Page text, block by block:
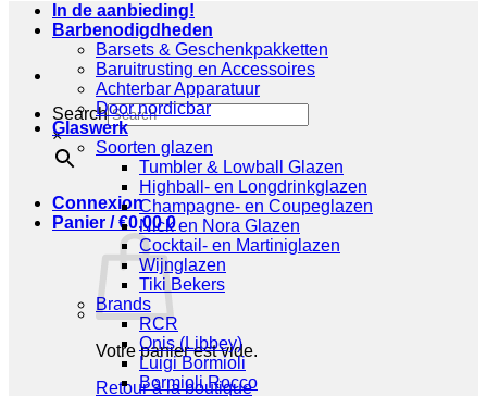
Search
×
Connexion
Panier /€0,00 0
Votre panier est vide.
Retour à la boutique
In de aanbieding!
Barbenodigdheden
Barsets & Geschenkpakketten
Baruitrusting en Accessoires
Achterbar Apparatuur
Door nordicbar
Glaswerk
Soorten glazen
Tumbler & Lowball Glazen
Highball- en Longdrinkglazen
Champagne- en Coupeglazen
Nick en Nora Glazen
Cocktail- en Martiniglazen
Wijnglazen
Tiki Bekers
Brands
RCR
Onis (Libbey)
Luigi Bormioli
Bormioli Rocco